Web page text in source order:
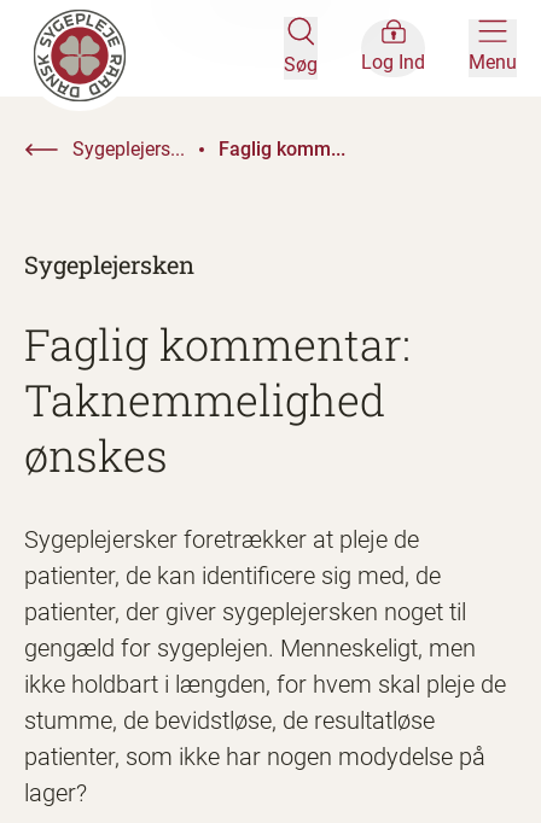
Søg Log Ind Menu
Sygeplejers... Faglig komm...
Sygeplejersken
Faglig kommentar:
Taknemmelighed
ønskes
Sygeplejersker foretrækker at pleje de
patienter, de kan identificere sig med, de
patienter, der giver sygeplejersken noget til
gengæld for sygeplejen. Menneskeligt, men
ikke holdbart i længden, for hvem skal pleje de
stumme, de bevidstløse, de resultatløse
patienter, som ikke har nogen modydelse på
lager?